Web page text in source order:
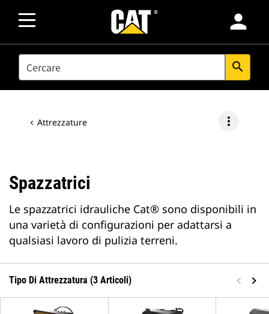
person
SEARCH search
Attrezzature more_vert
Spazzatrici
Le spazzatrici idrauliche Cat® sono disponibili in
una varietà di configurazioni per adattarsi a
qualsiasi lavoro di pulizia terreni.
Tipo Di Attrezzatura (3 Articoli)